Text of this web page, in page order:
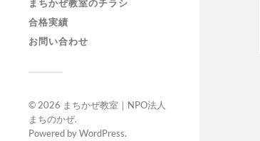
まちかぜ教室のチラシ
合格実績
お問い合わせ
© 2026 まちかぜ教室｜NPO法人
まちのかぜ.
Powered byWordPress.